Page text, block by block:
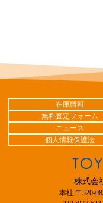
在庫情報
無料査定フォーム
ニュース
個人情報保護法
株式会
本社 〒520-